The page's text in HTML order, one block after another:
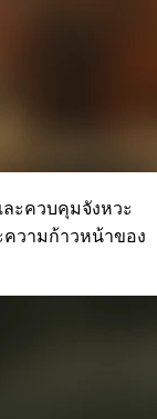
ะควบคุมจังหวะ
ความก้าวหน้าของ